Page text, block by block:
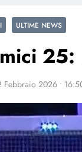
ULTIME NEWS
Febbraio 2026 •